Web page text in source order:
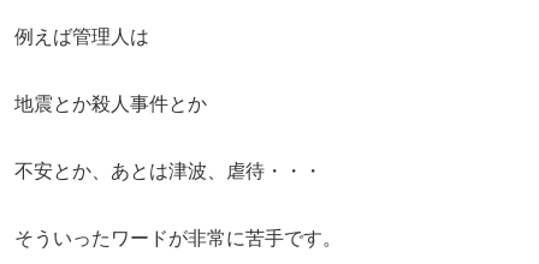
例えば管理人は
地震とか殺人事件とか
不安とか、あとは津波、虐待・・・
そういったワードが非常に苦手です。